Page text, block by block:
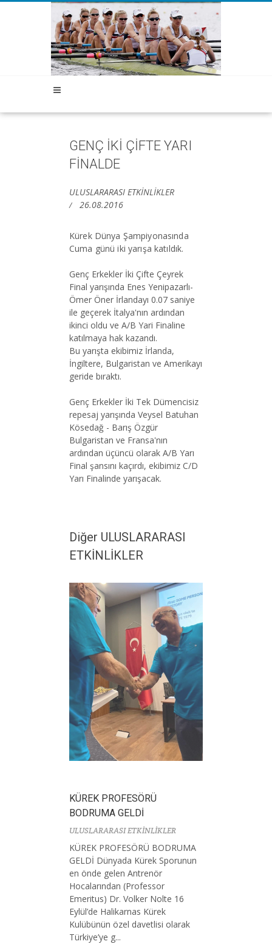
GENÇ İKİ ÇİFTE YARI
FİNALDE
ULUSLARARASI ETKİNLİKLER
26.08.2016
Kürek Dünya Şampiyonasında
Cuma günü iki yarışa katıldık.
Genç Erkekler İki Çifte Çeyrek
Final yarışında Enes Yenipazarlı-
Ömer Öner İrlandayı 0.07 saniye
ile geçerek İtalya'nın ardından
ikinci oldu ve A/B Yari Finaline
katılmaya hak kazandı.
Bu yarışta ekibimiz İrlanda,
İngiltere, Bulgaristan ve Amerikayı
geride bıraktı.
Genç Erkekler İki Tek Dümencisiz
repesaj yarışında Veysel Batuhan
Kösedağ - Barış Özgür
Bulgaristan ve Fransa'nın
ardından üçüncü olarak A/B Yarı
Final şansını kaçırdı, ekibimiz C/D
Yarı Finalinde yarışacak.
Diğer ULUSLARARASI
ETKİNLİKLER
KÜREK PROFESÖRÜ
BODRUMA GELDİ
ULUSLARARASI ETKİNLİKLER
KÜREK PROFESÖRÜ BODRUMA
GELDİ Dünyada Kürek Sporunun
en önde gelen Antrenör
Hocalarından (Professor
Emeritus) Dr. Volker Nolte 16
Eylül’de Halikarnas Kürek
Kulübünün özel davetlisi olarak
Türkiye’ye g...